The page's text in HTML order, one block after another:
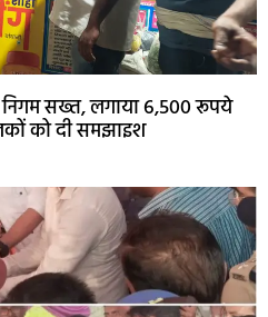
सख्त, लगाया 6,500 रूपये
को दी समझाइश